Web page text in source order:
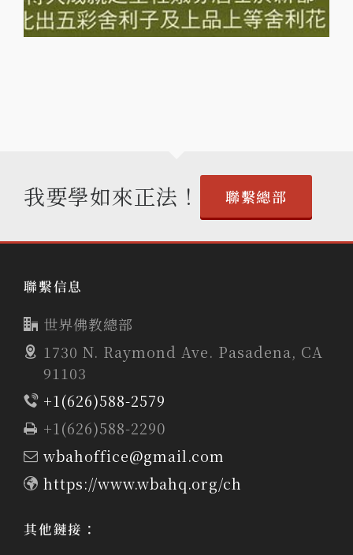
王靈澤居士、王程娥芬居士
王靈澤居士、王程娥芬居士
我要學如來正法！ 聯繫總部
聯繫信息
世界佛教總部
1730 N. Raymond Ave. Pasadena, CA
91103
+1(626)588-2579
+1(626)588-2290
wbahoffice@gmail.com
https://www.wbahq.org/ch
其他鏈接：